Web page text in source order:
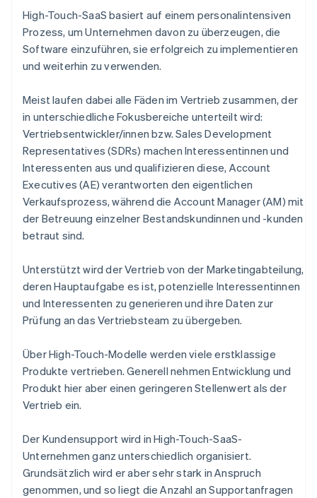
High-Touch-SaaS basiert auf einem personalintensiven
Prozess, um Unternehmen davon zu überzeugen, die
Software einzuführen, sie erfolgreich zu implementieren
und weiterhin zu verwenden.
Meist laufen dabei alle Fäden im Vertrieb zusammen, der
in unterschiedliche Fokusbereiche unterteilt wird:
Vertriebsentwickler/innen bzw. Sales Development
Representatives (SDRs) machen Interessentinnen und
Interessenten aus und qualifizieren diese, Account
Executives (AE) verantworten den eigentlichen
Verkaufsprozess, während die Account Manager (AM) mit
der Betreuung einzelner Bestandskundinnen und -kunden
betraut sind.
Unterstützt wird der Vertrieb von der Marketingabteilung,
deren Hauptaufgabe es ist, potenzielle Interessentinnen
und Interessenten zu generieren und ihre Daten zur
Prüfung an das Vertriebsteam zu übergeben.
Über High-Touch-Modelle werden viele erstklassige
Produkte vertrieben. Generell nehmen Entwicklung und
Produkt hier aber einen geringeren Stellenwert als der
Vertrieb ein.
Der Kundensupport wird in High-Touch-SaaS-
Unternehmen ganz unterschiedlich organisiert.
Grundsätzlich wird er aber sehr stark in Anspruch
genommen, und so liegt die Anzahl an Supportanfragen